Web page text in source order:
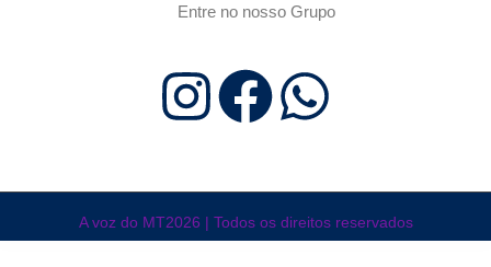
Entre no nosso Grupo
A voz do MT2026 | Todos os direitos reservados